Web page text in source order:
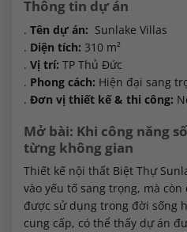
Thông tin dự án
. Tên dự án: Sunlake Villas
. Diện tích: 310 m²
. Vị trí: TP Thủ Đức
. Phong cách: Hiện đại sang
. Đơn vị thiết kế & thi công:
Mở bài: Khi công năng
từng không gian
Thiết kế nội thất Biệt Thự
vào yếu tố sang trọng, mà
được sử dụng trong đời sống
cung cấp, có thể thấy dự án